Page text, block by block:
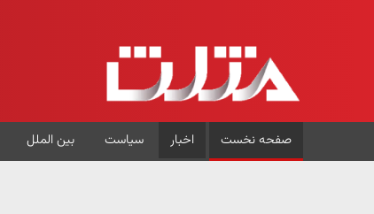
صفحه نخست اخبار سیاست بین الملل